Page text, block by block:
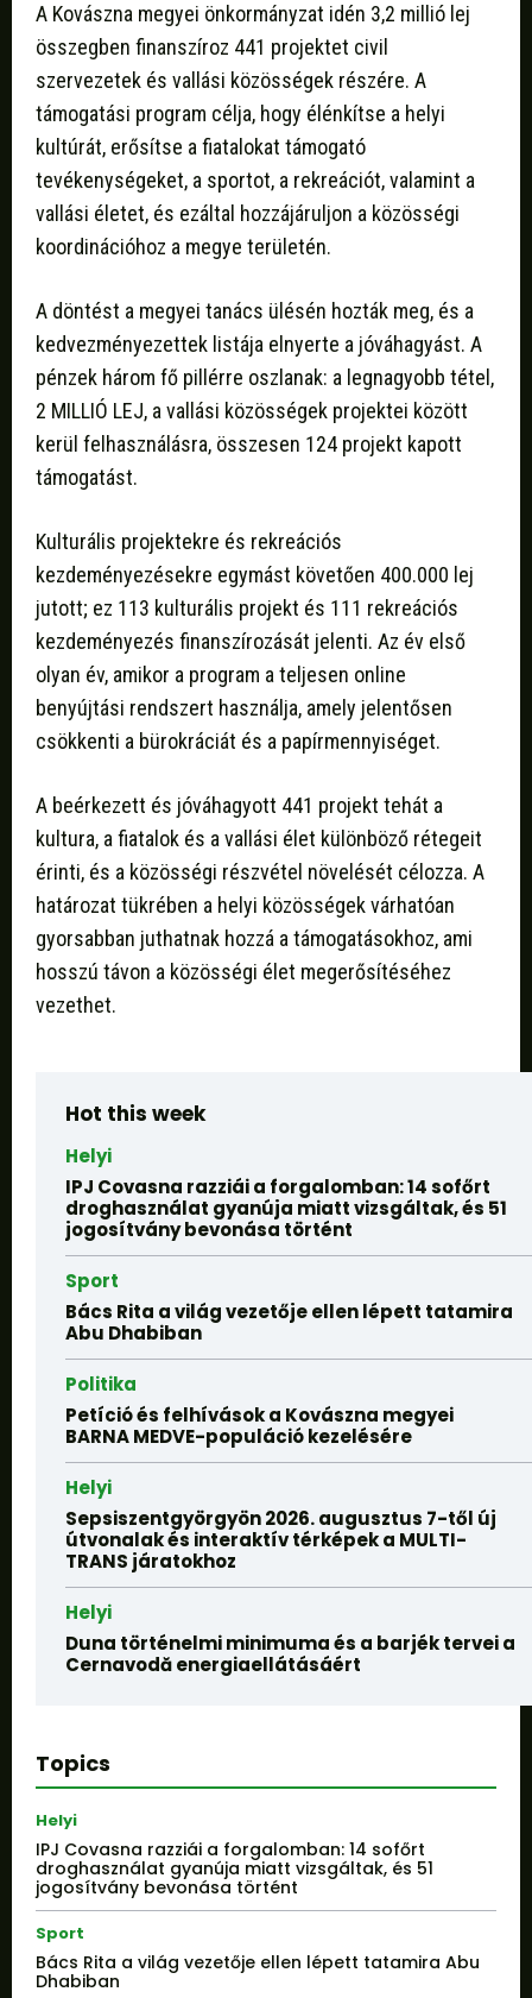
A Kovászna megyei önkormányzat idén 3,2 millió lej
összegben finanszíroz 441 projektet civil
szervezetek és vallási közösségek részére. A
támogatási program célja, hogy élénkítse a helyi
kultúrát, erősítse a fiatalokat támogató
tevékenységeket, a sportot, a rekreációt, valamint a
vallási életet, és ezáltal hozzájáruljon a közösségi
koordinációhoz a megye területén.
A döntést a megyei tanács ülésén hozták meg, és a
kedvezményezettek listája elnyerte a jóváhagyást. A
pénzek három fő pillérre oszlanak: a legnagyobb tétel,
2 MILLIÓ LEJ, a vallási közösségek projektei között
kerül felhasználásra, összesen 124 projekt kapott
támogatást.
Kulturális projektekre és rekreációs
kezdeményezésekre egymást követően 400.000 lej
jutott; ez 113 kulturális projekt és 111 rekreációs
kezdeményezés finanszírozását jelenti. Az év első
olyan év, amikor a program a teljesen online
benyújtási rendszert használja, amely jelentősen
csökkenti a bürokráciát és a papírmennyiséget.
A beérkezett és jóváhagyott 441 projekt tehát a
kultura, a fiatalok és a vallási élet különböző rétegeit
érinti, és a közösségi részvétel növelését célozza. A
határozat tükrében a helyi közösségek várhatóan
gyorsabban juthatnak hozzá a támogatásokhoz, ami
hosszú távon a közösségi élet megerősítéséhez
vezethet.
Hot this week
Helyi
IPJ Covasna razziái a forgalomban: 14 sofőrt
droghasználat gyanúja miatt vizsgáltak, és 51
jogosítvány bevonása történt
Sport
Bács Rita a világ vezetője ellen lépett tatamira
Abu Dhabiban
Politika
Petíció és felhívások a Kovászna megyei
BARNA MEDVE-populáció kezelésére
Helyi
Sepsiszentgyörgyön 2026. augusztus 7-től új
útvonalak és interaktív térképek a MULTI-
TRANS járatokhoz
Helyi
Duna történelmi minimuma és a barjék tervei a
Cernavodă energiaellátásáért
Topics
Helyi
IPJ Covasna razziái a forgalomban: 14 sofőrt
droghasználat gyanúja miatt vizsgáltak, és 51
jogosítvány bevonása történt
Sport
Bács Rita a világ vezetője ellen lépett tatamira Abu
Dhabiban